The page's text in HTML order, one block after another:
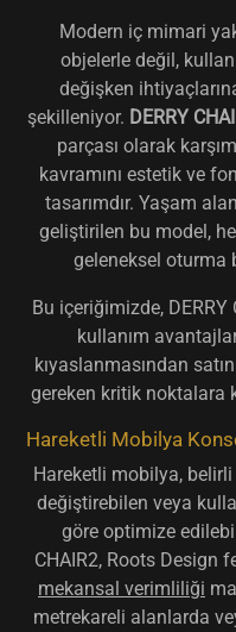
Modern iç mimari
objelerle değil,
değişken
şekilleniyor. DERRY
parçası olarak
kavramını estetik ve
tasarımdır. Yaşam
geliştirilen bu model,
geleneksel oturma
Bu içeriğimizde,
kullanım
kıyaslanmasından
gereken kritik noktalara
Hareketli Mobilya
Hareketli mobilya,
değiştirebilen veya
göre optimize
CHAIR2, Roots Design
mekansal verimliliği
metrekareli alanlarda